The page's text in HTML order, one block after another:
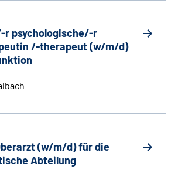
psychologische/-r
/-therapeut (w/m/d)
(w/m/d) für die
Abteilung